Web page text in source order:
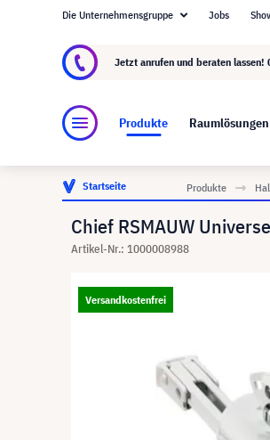
Über visunext.de
Die Unternehmensgruppe Jobs
Jetzt anrufen und beraten lassen!
Produkte Raumlösungen
Startseite Produkte
Chief RSMAUW
Artikel-Nr.: 1000008988
Versandkostenfrei